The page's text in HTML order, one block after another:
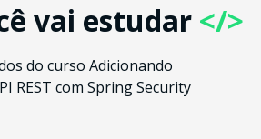
vai estudar </>
do curso Adicionando
REST com Spring Security